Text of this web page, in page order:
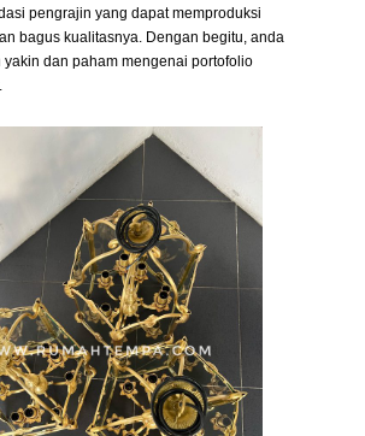
pengrajin yang dapat memproduksi
bagus kualitasnya. Dengan begitu, anda
dan paham mengenai portofolio